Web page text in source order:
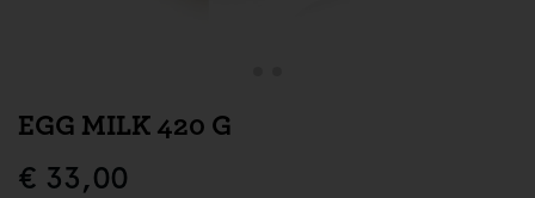
EGG MILK 420 G
€ 33,00